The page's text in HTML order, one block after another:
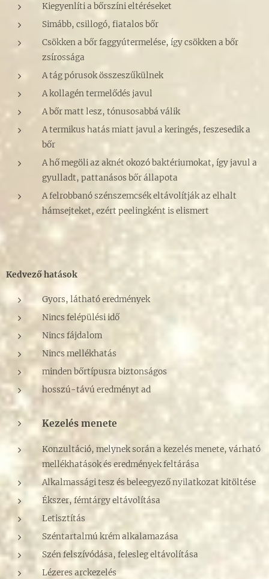
Kiegyenlíti a bőrszíni eltéréseket
Simább, csillogó, fiatalos bőr
Csökken a bőr faggyútermelése, így csökken a bőr
zsírossága
A tág pórusok összeszűkülnek
A kollagén termelődés javul
A bőr matt lesz, tónusosabbá válik
A termikus hatás miatt javul a keringés, feszesedik a
bőr
A hő megöli az aknét okozó baktériumokat, így javul a
gyulladt, pattanásos bőr állapota
A felrobbanó szénszemcsék eltávolítják az elhalt
hámsejteket, ezért peelingként is elismert
Kedvező hatások
Gyors, látható eredmények
Nincs felépülési idő
Nincs fájdalom
Nincs mellékhatás
minden bőrtípusra biztonságos
hosszú-távú eredményt ad
Kezelés menete
Konzultáció, melynek során a kezelés menete, várható
mellékhatások és eredmények feltárása
Alkalmassági tesz és beleegyező nyilatkozat kitöltése
Ékszer, fémtárgy eltávolítása
Letisztítás
Széntartalmú krém alkalamazása
Szén felszívódása, felesleg eltávolítása
Lézeres arckezelés